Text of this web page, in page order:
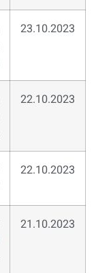
23.10.2023
22.10.2023
22.10.2023
21.10.2023